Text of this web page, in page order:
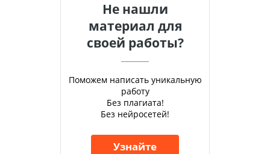
Не нашли
материал для
своей работы?
Поможем написать уникальную
работу
Без плагиата!
Без нейросетей!
Узнайте